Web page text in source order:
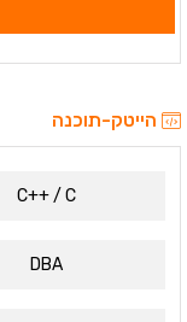
הייטק-תוכנה
C++ / C
DBA